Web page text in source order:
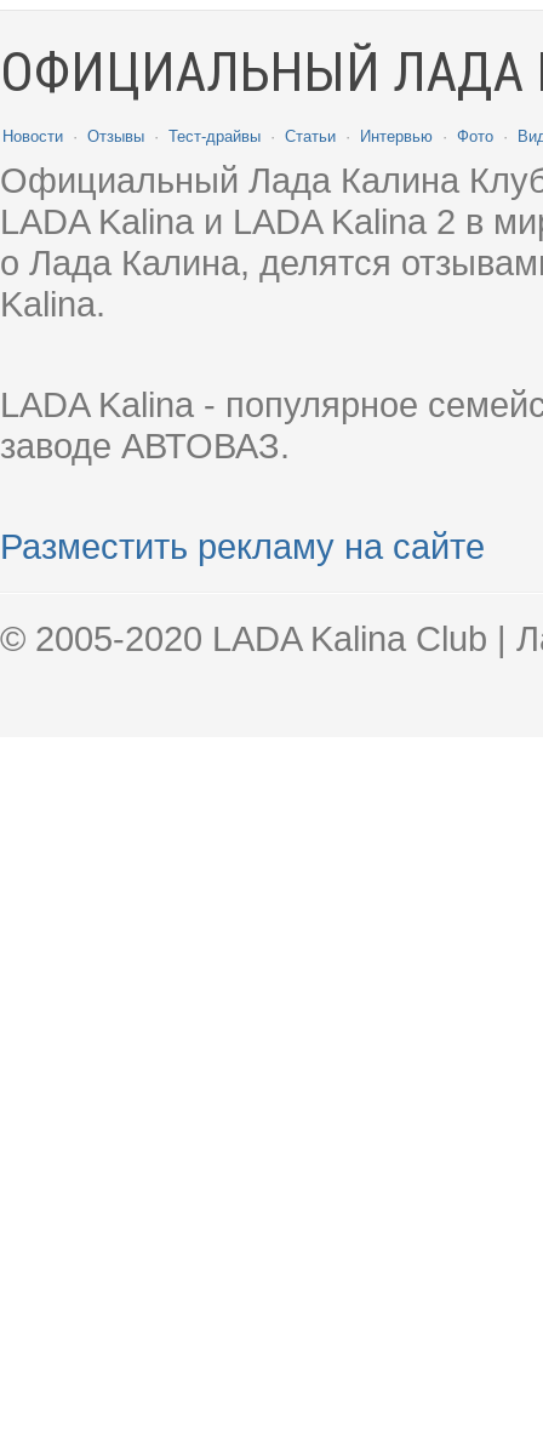
ОФИЦИАЛЬНЫЙ ЛАДА
Новости · Отзывы · Тест-драйвы · Статьи · Интервью · Фото ·
Официальный Лада Калина
LADA Kalina и LADA Kalina 2 в
о Лада Калина, делятся
Kalina.
LADA Kalina - популярное
заводе АВТОВАЗ.
Разместить рекламу на сайте
© 2005-2020 LADA Kalina Club |